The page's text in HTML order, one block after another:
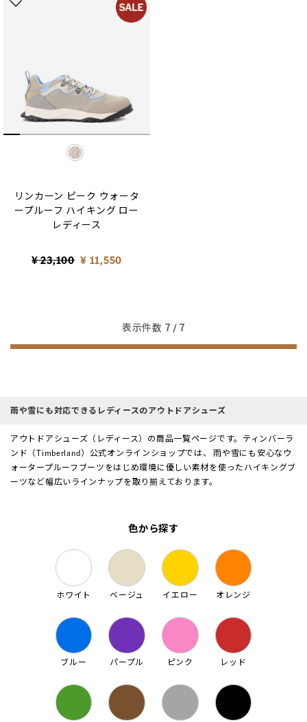
selected
リンカーン ピーク ウォータ
ープルーフ ハイキング ロー
レディース
Price reduced from
¥ 23,100to¥ 11,550
表示件数 7 / 7
雨や雪にも対応できるレディースのアウトドアシューズ
アウトドアシューズ（レディース）の商品一覧ページです。ティンバーラ
ンド（Timberland）公式オンラインショップでは、 雨や雪にも安心なウ
ォータープルーフブーツをはじめ環境に優しい素材を使ったハイキングブ
ーツなど幅広いラインナップを取り揃えております。
色から探す
ホワイト ベージュ イエロー オレンジ
ブルー パープル ピンク レッド